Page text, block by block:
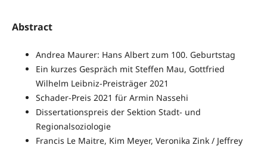
Abstract
Andrea Maurer: Hans Albert zum 100. Geburtstag
Ein kurzes Gespräch mit Steffen Mau, Gottfried
Wilhelm Leibniz-Preisträger 2021
Schader-Preis 2021 für Armin Nassehi
Dissertationspreis der Sektion Stadt- und
Regionalsoziologie
Francis Le Maitre, Kim Meyer, Veronika Zink / Jeffrey